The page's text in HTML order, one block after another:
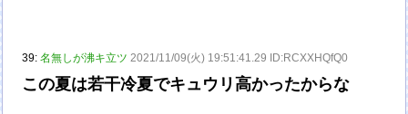
39:名無しが沸キ立ツ 2021/11/09(火) 19:51:41.29 ID:RCXXHQfQ0
この夏は若干冷夏でキュウリ高かったからな